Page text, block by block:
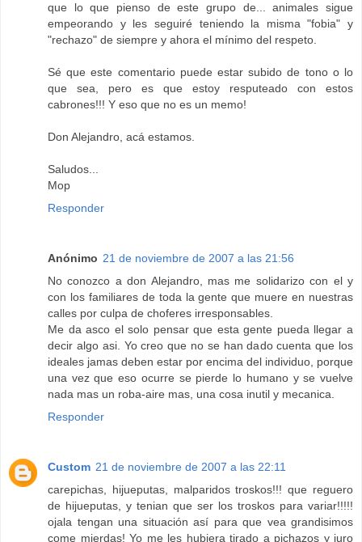
que lo que pienso de este grupo de... animales sigue
empeorando y les seguiré teniendo la misma "fobia" y
"rechazo" de siempre y ahora el mínimo del respeto.
Sé que este comentario puede estar subido de tono o lo
que sea, pero es que estoy resputeado con estos
cabrones!!! Y eso que no es un memo!
Don Alejandro, acá estamos.
Saludos...
Mop
Responder
Anónimo 21 de noviembre de 2007 a las 21:56
No conozco a don Alejandro, mas me solidarizo con el y
con los familiares de toda la gente que muere en nuestras
calles por culpa de choferes irresponsables.
Me da asco el solo pensar que esta gente pueda llegar a
decir algo asi. Yo creo que no se han dado cuenta que los
ideales jamas deben estar por encima del individuo, porque
una vez que eso ocurre se pierde lo humano y se vuelve
nada mas un roba-aire mas, una cosa inutil y mecanica.
Responder
Custom 21 de noviembre de 2007 a las 22:11
carepichas, hijueputas, malparidos troskos!!! que reguero
de hijueputas, y tenian que ser los troskos para variar!!!!!
ojala tengan una situación así para que vea grandisimos
come mierdas! Yo me les hubiera tirado a pichazos y juro